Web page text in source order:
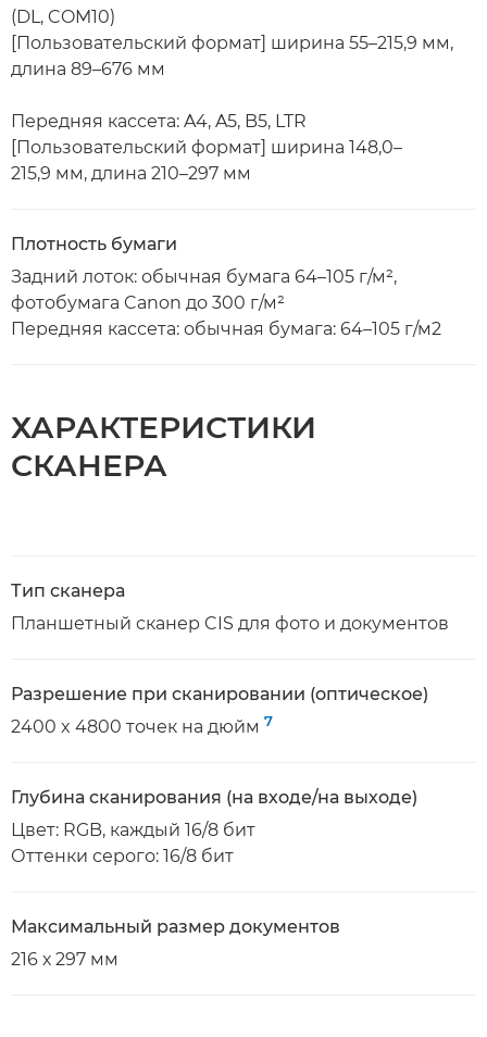
(DL, COM10)
[Пользовательский формат] ширина 55–215,9 мм,
длина 89–676 мм
Передняя кассета: A4, A5, B5, LTR
[Пользовательский формат] ширина 148,0–
215,9 мм, длина 210–297 мм
Плотность бумаги
Задний лоток: обычная бумага 64–105 г/м²,
фотобумага Canon до 300 г/м²
Передняя кассета: обычная бумага: 64–105 г/м2
ХАРАКТЕРИСТИКИ
СКАНЕРА
Тип сканера
Планшетный сканер CIS для фото и документов
Разрешение при сканировании (оптическое)
2400 x 4800 точек на дюйм 7
Глубина сканирования (на входе/на выходе)
Цвет: RGB, каждый 16/8 бит
Оттенки серого: 16/8 бит
Максимальный размер документов
216 х 297 мм